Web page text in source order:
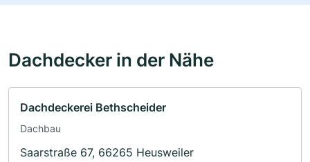
Dachdecker in der Nähe
Dachdeckerei Bethscheider
Dachbau
Saarstraße 67, 66265 Heusweiler